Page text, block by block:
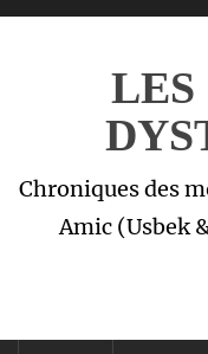
LES
Chroniques des
Amic (Usbek